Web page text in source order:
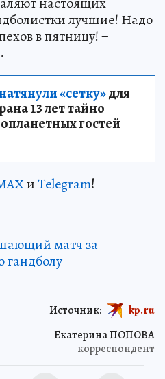
лучшие! Надо
в пятницу!–
«сетку»для
13 лет тайно
гостей
иTelegram!
матч за
гандболу
Екатерина ПОПОВА
корреспондент
Источник: kp.ru